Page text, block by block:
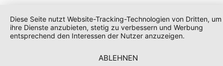
Diese Seite nutzt Website-Tracking-Technologien von Dritten, um
ihre Dienste anzubieten, stetig zu verbessern und Werbung
entsprechend den Interessen der Nutzer anzuzeigen.
ABLEHNEN